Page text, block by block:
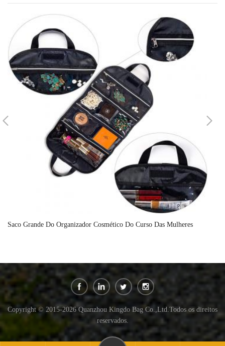
Saco Grande Do Organizador Cosmético Do Curso Das Mulheres
Copyright © 2015-2026 Quanzhou Kingdo Bag Co.,Ltd.Todos os direitos
reservados.